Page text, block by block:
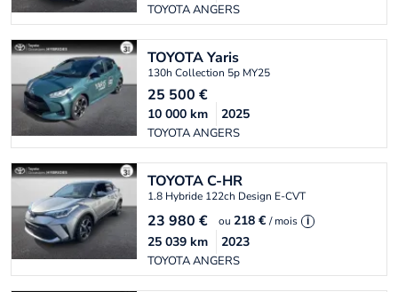
TOYOTA ANGERS
TOYOTAYaris
130h Collection 5p MY25
25 500 €
TOYOTA ANGERS
10 000 km 2025
TOYOTAC-HR
1.8 Hybride 122ch Design E-CVT
23 980 € ou 218 € / mois i
TOYOTA ANGERS
25 039 km 2023